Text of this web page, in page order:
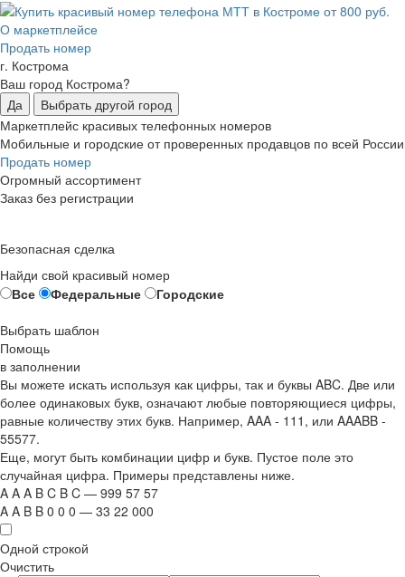
О маркетплейсе
Продать номер
г. Кострома
Ваш город Кострома?
Да
Выбрать другой город
Маркетплейс красивых телефонных номеров
Мобильные и городские от проверенных продавцов по всей России
Продать номер
Огромный ассортимент
Заказ без регистрации
Безопасная сделка
Найди свой красивый номер
Все
Федеральные
Городские
Выбрать шаблон
Помощь
в заполнении
Вы можете искать используя как цифры, так и буквы ABC. Две или
более одинаковых букв, означают любые повторяющиеся цифры,
равные количеству этих букв. Например, AAA - 111 , или AAABB -
55577.
Еще, могут быть комбинации цифр и букв. Пустое поле это
случайная цифра. Примеры представлены ниже.
A A A B C B C — 999 57 57
A A B B 0 0 0 — 33 22 000
Одной строкой
Очистить